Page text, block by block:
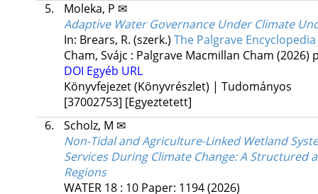
5.
Moleka, P ✉
Adaptive Water Governance Under Climate
In: Brears, R. (szerk.) The Palgrave
Cham, Svájc : Palgrave Macmillan Cham (2026)
DOI Egyéb URL
Könyvfejezet (Könyvrészlet) | Tudományos
[37002753] [Egyeztetett]
6.
Scholz, M ✉
Non-Tidal and Agriculture-Linked Wetland
Services During Climate Change: A Structured
Regions
WATER 18: 10 Paper: 1194(2026)